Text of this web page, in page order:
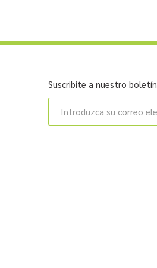
Suscribite a nuestro boletín